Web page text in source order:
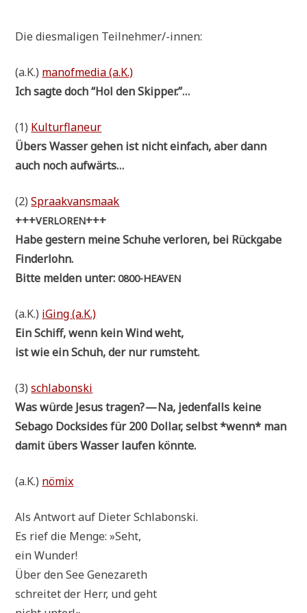
Die dies­ma­li­gen Teil­neh­mer/-innen:
(a.K.) manof­me­dia (a.K.)
Ich sag­te doch “Hol den Skipper.”…
(1) Kul­tur­fla­neur
Übers Was­ser gehen ist nicht ein­fach, aber dann
auch noch aufwärts…
(2)Spraak­vans­maak
+++VERLOREN+++
Habe gestern mei­ne Schu­he ver­lo­ren, bei Rück­ga­be
Finderlohn.
Bit­te mel­den unter:0800-HEAVEN
(a.K.) iGing (a.K.)
Ein Schiff, wenn kein Wind weht,
ist wie ein Schuh, der nur rumsteht.
(3)schla­bon­ski
Was wür­de Jesus tra­gen? — Na, jeden­falls kei­ne
Sebago Docks­ides für 200 Dol­lar, selbst *wenn* man
damit übers Was­ser lau­fen könnte.
(a.K.) nömix
Als Ant­wort auf Die­ter Schlabonski.
Es rief die Men­ge: »Seht,
ein Wunder!
Über den See Genezareth
schrei­tet der Herr, und geht